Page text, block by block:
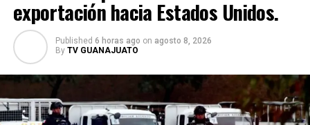
exportación hacia Estados Unidos.
Published 6 horas ago on agosto 8, 2026
By TV GUANAJUATO